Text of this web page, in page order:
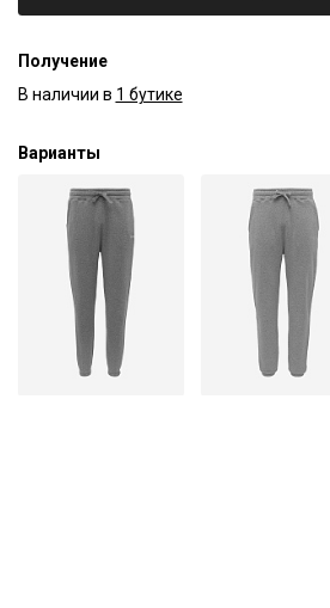
Получение
В наличии в 1 бутике
Варианты